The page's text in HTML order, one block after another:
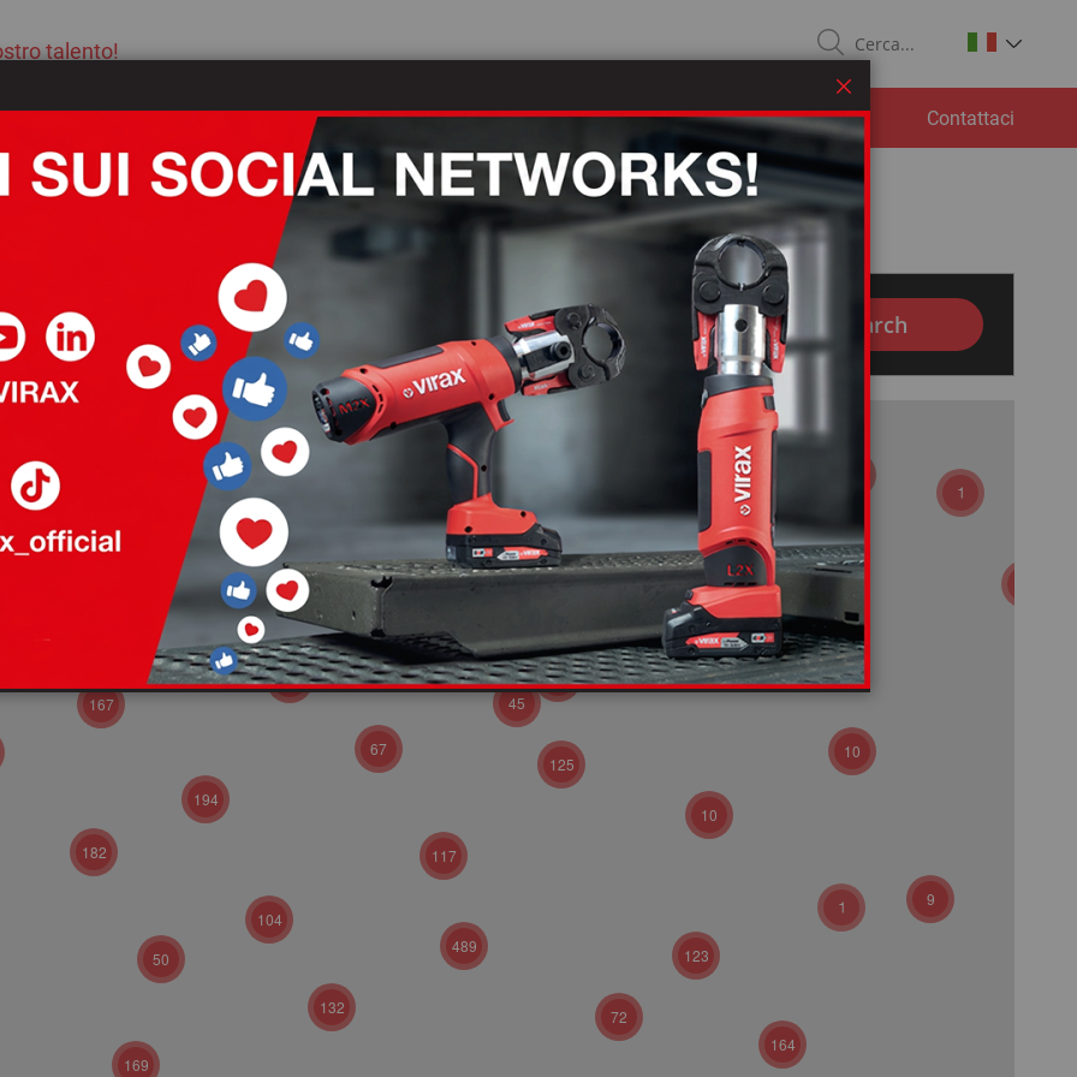
talento! Search
Attualità I nostri distributori Download Servizio post-vendita Contattaci
Search
182
194
601
167
104
50
169
67
132
117
45
489
72
164
55
3
2
4
123
125
125
10
9
10
Chiudi